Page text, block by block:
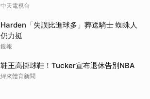
中天電視台
Harden「失誤比進球多」葬送騎士 蜘蛛人
仍力挺
鏡報
鞋王高掛球鞋！Tucker宣布退休告別NBA
緯來體育新聞